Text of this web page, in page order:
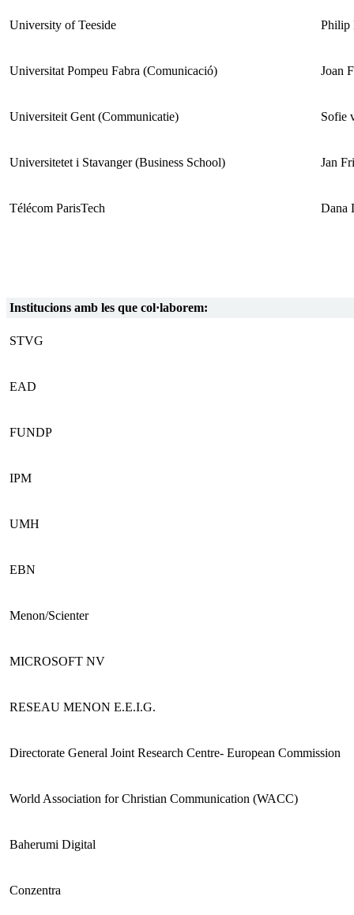
University of Teeside Philip
Universitat Pompeu Fabra (Comunicació) Joan
Universiteit Gent (Communicatie) Sofie
Universitetet i Stavanger (Business School) Jan
Télécom ParisTech Dana
Institucions amb les que col·laborem:
STVG
EAD
FUNDP
IPM
UMH
EBN
Menon/Scienter
MICROSOFT NV
RESEAU MENON E.E.I.G.
Directorate General Joint Research Centre- European Commission
World Association for Christian Communication (WACC)
Baherumi Digital
Conzentra